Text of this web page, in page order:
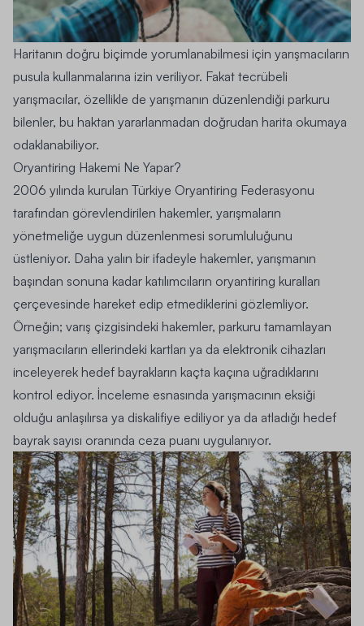
Haritanın doğru biçimde yorumlanabilmesi için yarışmacıların
pusula kullanmalarına izin veriliyor. Fakat tecrübeli
yarışmacılar, özellikle de yarışmanın düzenlendiği parkuru
bilenler, bu haktan yararlanmadan doğrudan harita okumaya
odaklanabiliyor.
Oryantiring Hakemi Ne Yapar?
2006 yılında kurulan Türkiye Oryantiring Federasyonu
tarafından görevlendirilen hakemler, yarışmaların
yönetmeliğe uygun düzenlenmesi sorumluluğunu
üstleniyor. Daha yalın bir ifadeyle hakemler, yarışmanın
başından sonuna kadar katılımcıların oryantiring kuralları
çerçevesinde hareket edip etmediklerini gözlemliyor.
Örneğin; varış çizgisindeki hakemler, parkuru tamamlayan
yarışmacıların ellerindeki kartları ya da elektronik cihazları
inceleyerek hedef bayrakların kaçta kaçına uğradıklarını
kontrol ediyor. İnceleme esnasında yarışmacının eksiği
olduğu anlaşılırsa ya diskalifiye ediliyor ya da atladığı hedef
bayrak sayısı oranında ceza puanı uygulanıyor.